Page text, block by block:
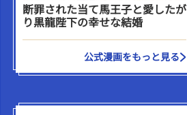
断罪された当て馬王子と愛したが
り黒龍陛下の幸せな結婚
公式漫画をもっと見る